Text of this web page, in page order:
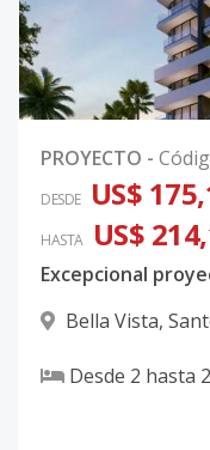
PROYECTO -
DESDE US$
HASTA US$
Excepcional
Bella Vista,
Desde 2 hasta 2